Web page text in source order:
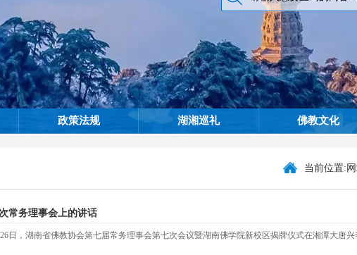
政策法规 湖湘巡礼 佛教文化
当前位置:
常务理事会上的讲话
日，湖南省佛教协会第七届常务理事会第七次会议暨湖南佛学院新校区揭牌仪式在湘潭大唐